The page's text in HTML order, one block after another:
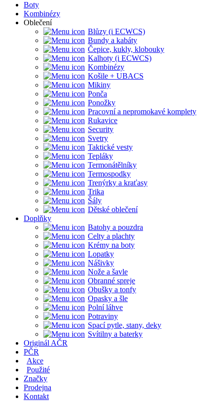
Boty
Kombinézy
Oblečení
Blůzy (i ECWCS)
Bundy a kabáty
Čepice, kukly, klobouky
Kalhoty (i ECWCS)
Kombinézy
Košile + UBACS
Mikiny
Ponča
Ponožky
Pracovní a nepromokavé komplety
Rukavice
Security
Svetry
Taktické vesty
Tepláky
Termonátělníky
Termospodky
Trenýrky a kraťasy
Trika
Šály
Dětské oblečení
Doplňky
Batohy a pouzdra
Celty a plachty
Krémy na boty
Lopatky
Nášivky
Nože a šavle
Obranné spreje
Obušky a tonfy
Opasky a šle
Polní láhve
Potraviny
Spací pytle, stany, deky
Svítilny a baterky
Originál AČR
PČR
Akce
Použité
Značky
Prodejna
Kontakt